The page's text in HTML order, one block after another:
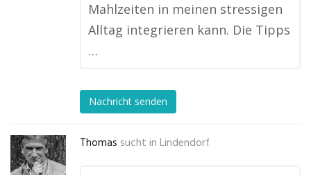
Mahlzeiten in meinen stressigen
Alltag integrieren kann. Die Tipps
…
Nachricht senden
Thomas sucht in Lindendorf